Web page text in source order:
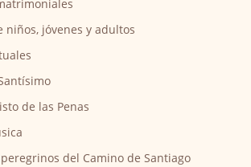
niños, jóvenes y adultos
de las Penas
del Camino de Santiago